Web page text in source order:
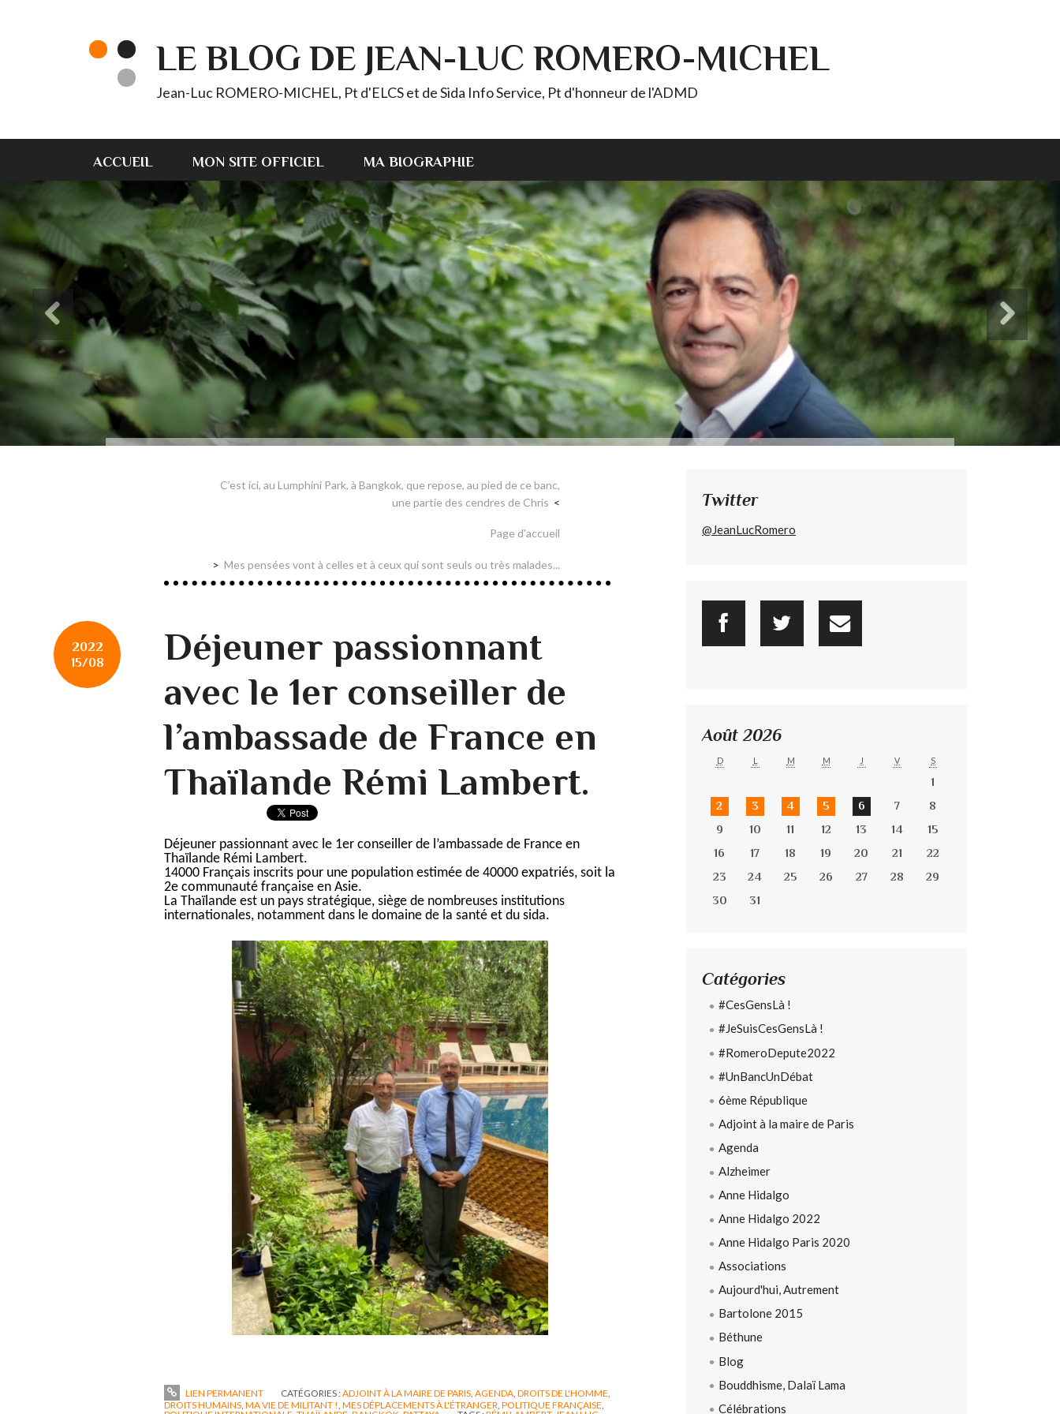
LE BLOG DE JEAN-LUC ROMERO-MICHEL
Jean-Luc ROMERO-MICHEL, Pt d'ELCS et de Sida Info Service, Pt d'honneur de l'ADMD
ACCUEIL MON SITE OFFICIEL MA BIOGRAPHIE
C’est ici, au Lumphini Park, à Bangkok, que repose, au pied de ce banc,
une partie des cendres de Chris
Page d'accueil
Mes pensées vont à celles et à ceux qui sont seuls ou très malades...
2022
15/08
Déjeuner passionnant
avec le 1er conseiller de
l’ambassade de France en
Thaïlande Rémi Lambert.
Déjeuner passionnant avec le 1er conseiller de l’ambassade de France en
Thaïlande Rémi Lambert.
14000 Français inscrits pour une population estimée de 40000 expatriés, soit la
2e communauté française en Asie.
La Thaïlande est un pays stratégique, siège de nombreuses institutions
internationales, notamment dans le domaine de la santé et du sida.
LIEN PERMANENT CATÉGORIES :ADJOINT À LA MAIRE DE PARIS, AGENDA, DROITS DE L'HOMME,
DROITS HUMAINS MA VIE DE MILITANT ! MES DÉPLACEMENTS À L'ÉTRANGER POLITIQUE FRANÇAISE
Twitter
@JeanLucRomero
Août 2026
D L M M J V S
1
2
3 4 5 6 7
8
9
10 11 12 13 14
15
16
17 18 19 20 21
22
23
24 25 26 27 28
29
30
31
Catégories
#CesGensLà !
#JeSuisCesGensLà !
#RomeroDepute2022
#UnBancUnDébat
6ème République
Adjoint à la maire de Paris
Agenda
Alzheimer
Anne Hidalgo
Anne Hidalgo 2022
Anne Hidalgo Paris 2020
Associations
Aujourd'hui, Autrement
Bartolone 2015
Béthune
Blog
Bouddhisme, Dalaï Lama
Célébrations